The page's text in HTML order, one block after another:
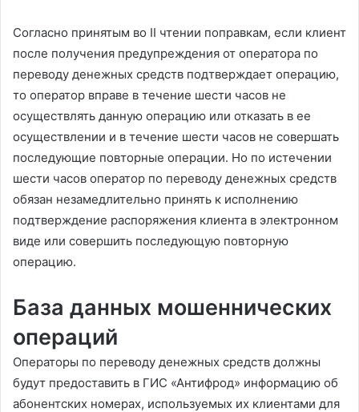
Согласно принятым во II чтении поправкам, если клиент
после получения предупреждения от оператора по
переводу денежных средств подтверждает операцию,
то оператор вправе в течение шести часов не
осуществлять данную операцию или отказать в ее
осуществлении и в течение шести часов не совершать
последующие повторные операции. Но по истечении
шести часов оператор по переводу денежных средств
обязан незамедлительно принять к исполнению
подтверждение распоряжения клиента в электронном
виде или совершить последующую повторную
операцию.
База данных мошеннических
операций
Операторы по переводу денежных средств должны
будут предоставить в ГИС «Антифрод» информацию об
абонентских номерах, используемых их клиентами для